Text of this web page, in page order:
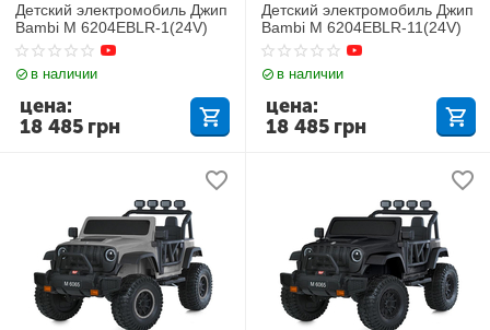
Детский электромобиль Джип
Bambi M 6204EBLR-1(24V)
в наличии
18 485 грн
цена:
Детский электромобиль Джип
Bambi M 6204EBLR-11(24V)
в наличии
18 485 грн
цена: